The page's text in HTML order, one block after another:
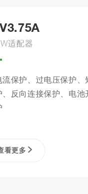
适配器
流保护、过电压保护、
、反向连接保护、电池
看更多